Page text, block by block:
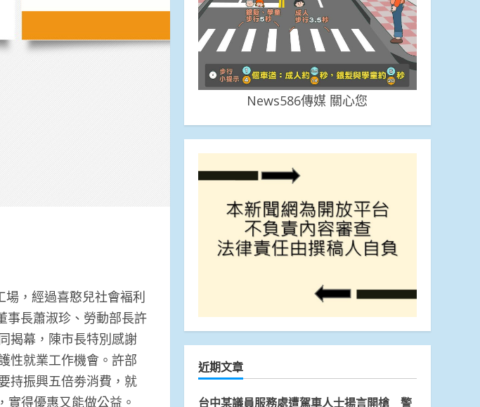
，經過喜憨兒社會褔利
事長蕭淑珍、勞動部長許
揭幕，陳市長特別感謝
性就業工作機會。許部
持振興五倍劵消費，就
得優惠又能做公益。
News586傳媒 關心您
近期文章
台中某議員服務處遭駕車人士揚言開槍 警